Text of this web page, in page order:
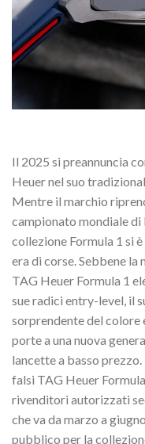
Il 2025 si preannuncia
Heuer nel suo
Mentre il marchio
campionato mondiale di
collezione Formula 1 si
era di corse. Sebbene
TAG Heuer Formula 1
sue radici entry-level, il
sorprendente del colore
porte a una nuova
lancette a basso
falsi TAG Heuer
rivenditori autorizzati
che va da marzo a
pubblico per la